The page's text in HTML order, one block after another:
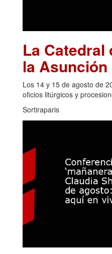
La Catedral
la
Los 14 y 15 de agosto de
oficios litúrgicos y
Sortiraparis